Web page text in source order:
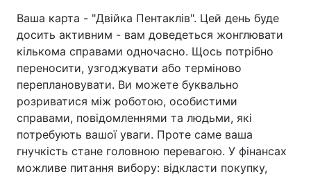
Ваша карта - "Двійка Пентаклів". Цей день буде
досить активним - вам доведеться жонглювати
кількома справами одночасно. Щось потрібно
переносити, узгоджувати або терміново
переплановувати. Ви можете буквально
розриватися між роботою, особистими
справами, повідомленнями та людьми, які
потребують вашої уваги. Проте саме ваша
гнучкість стане головною перевагою. У фінансах
можливе питання вибору: відкласти покупку,